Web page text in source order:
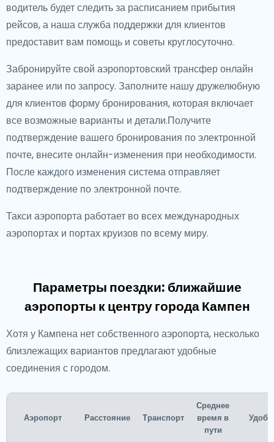
водитель будет следить за расписанием прибытия
рейсов, а наша служба поддержки для клиентов
предоставит вам помощь и советы круглосуточно.
Забронируйте свой аэропортовский трансфер онлайн
заранее или по запросу. Заполните нашу дружелюбную
для клиентов форму бронирования, которая включает
все возможные варианты и детали.Получите
подтверждение вашего бронирования по электронной
почте, внесите онлайн-изменения при необходимости.
После каждого изменения система отправляет
подтверждение по электронной почте.
Такси аэропорта работает во всех международных
аэропортах и портах круизов по всему миру.
Параметры поездки: ближайшие
аэропорты к центру города Кампен
Хотя у Кампена нет собственного аэропорта, несколько
близлежащих вариантов предлагают удобные
соединения с городом.
Аэропорт Расстояние Транспорт
Среднее
время в
пути